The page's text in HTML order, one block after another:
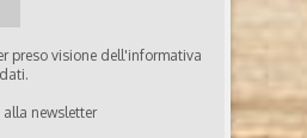
preso visione dell'informativa
newsletter